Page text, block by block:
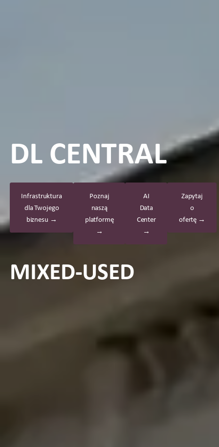
DL CENTRAL
Infrastruktura
dla Twojego
biznesu →
Poznaj
naszą
platformę
→
AI
Data
Center
→
Zapytaj
o
ofertę →
MIXED-USED